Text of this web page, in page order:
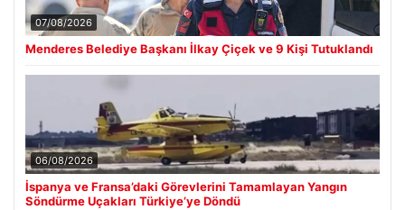
07/08/2026
Menderes Belediye Başkanı İlkay Çiçek ve 9 Kişi Tutuklandı
06/08/2026
İspanya ve Fransa’daki Görevlerini Tamamlayan Yangın
Söndürme Uçakları Türkiye’ye Döndü